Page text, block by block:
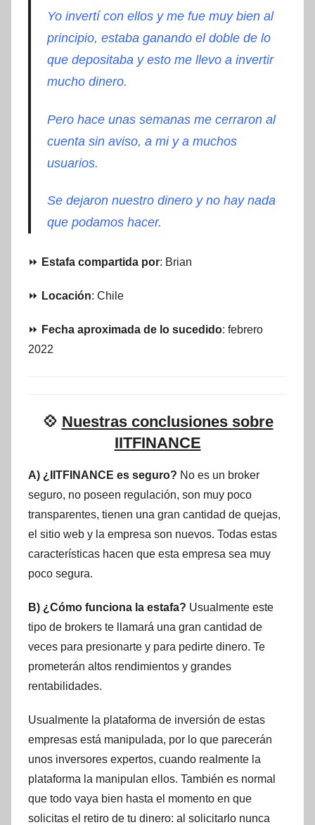
Yo invertí con ellos y me fue muy bien al
principio, estaba ganando el doble de lo
que depositaba y esto me llevo a invertir
mucho dinero.
Pero hace unas semanas me cerraron al
cuenta sin aviso, a mi y a muchos
usuarios.
Se dejaron nuestro dinero y no hay nada
que podamos hacer.
⏩ Estafa compartida por: Brian
⏩ Locación: Chile
⏩ Fecha aproximada de lo sucedido: febrero
2022
💠 Nuestras conclusiones sobre
IITFINANCE
A) ¿IITFINANCE es seguro? No es un broker
seguro, no poseen regulación, son muy poco
transparentes, tienen una gran cantidad de quejas,
el sitio web y la empresa son nuevos. Todas estas
características hacen que esta empresa sea muy
poco segura.
B) ¿Cómo funciona la estafa? Usualmente este
tipo de brokers te llamará una gran cantidad de
veces para presionarte y para pedirte dinero. Te
prometerán altos rendimientos y grandes
rentabilidades.
Usualmente la plataforma de inversión de estas
empresas está manipulada, por lo que parecerán
unos inversores expertos, cuando realmente la
plataforma la manipulan ellos. También es normal
que todo vaya bien hasta el momento en que
solicitas el retiro de tu dinero: al solicitarlo nunca